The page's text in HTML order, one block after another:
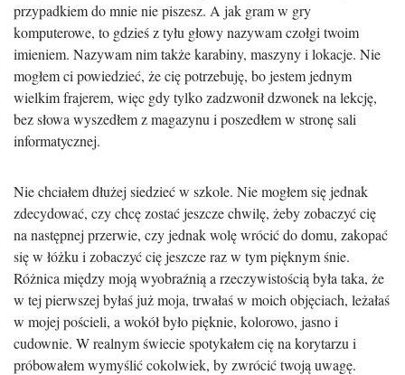
przypadkiem do mnie nie piszesz. A jak gram w gry
komputerowe, to gdzieś z tyłu głowy nazywam czołgi twoim
imieniem. Nazywam nim także karabiny, maszyny i lokacje. Nie
mogłem ci powiedzieć, że cię potrzebuję, bo jestem jednym
wielkim frajerem, więc gdy tylko zadzwonił dzwonek na lekcję,
bez słowa wyszedłem z magazynu i poszedłem w stronę sali
informatycznej.
Nie chciałem dłużej siedzieć w szkole. Nie mogłem się jednak
zdecydować, czy chcę zostać jeszcze chwilę, żeby zobaczyć cię
na następnej przerwie, czy jednak wolę wrócić do domu, zakopać
się w łóżku i zobaczyć cię jeszcze raz w tym pięknym śnie.
Różnica między moją wyobraźnią a rzeczywistością była taka, że
w tej pierwszej byłaś już moja, trwałaś w moich objęciach, leżałaś
w mojej pościeli, a wokół było pięknie, kolorowo, jasno i
cudownie. W realnym świecie spotykałem cię na korytarzu i
próbowałem wymyślić cokolwiek, by zwrócić twoją uwagę.